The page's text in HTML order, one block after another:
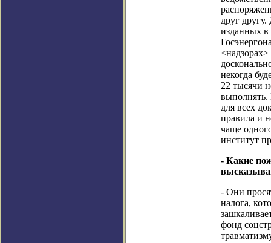
друг
изданных в
некогда
22 тысячи
выполнять.
для всех
правила и
чаще
институт
- Какие
- Они
налога,
фонд